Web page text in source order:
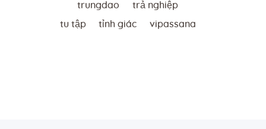
trungdao trả nghiệp
tu tập tỉnh giác vipassana